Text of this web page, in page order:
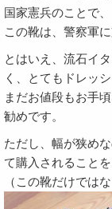
国家憲兵のことで、
この靴は、警察軍
とはいえ、流石イ
く、とてもドレッシ
まだお値段もお手
勧めです。
ただし、幅が狭め
て購入されることを
（この靴だけでは